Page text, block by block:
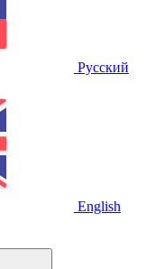
Русский
English